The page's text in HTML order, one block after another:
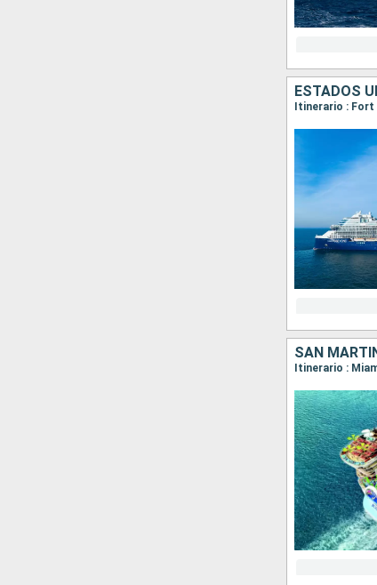
ESTADOS
Itinerario :
SAN
Itinerario :